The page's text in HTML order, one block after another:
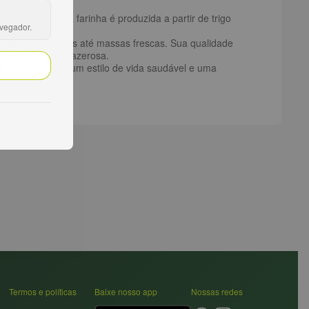
receitas. Essa farinha é produzida a partir de trigo
deliciosos até massas frescas. Sua qualidade
prazerosa.
contribui para um estilo de vida saudável e uma
Termos e políticas
Baixe nosso app Nossas redes